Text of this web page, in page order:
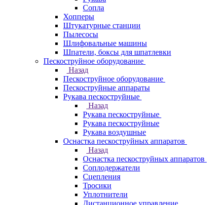
Сопла
Хопперы
Штукатурные станции
Пылесосы
Шлифовальные машины
Шпатели, боксы для шпатлевки
Пескоструйное оборудование
Назад
Пескоструйное оборудование
Пескоструйные аппараты
Рукава пескоструйные
Назад
Рукава пескоструйные
Рукава пескоструйные
Рукава воздушные
Оснастка пескоструйных аппаратов
Назад
Оснастка пескоструйных аппаратов
Соплодержатели
Сцепления
Тросики
Уплотнители
Дистанционное управление